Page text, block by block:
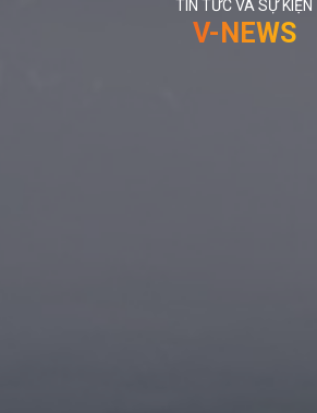
TIN TỨC VÀ SỰ KIỆN
V-NEWS